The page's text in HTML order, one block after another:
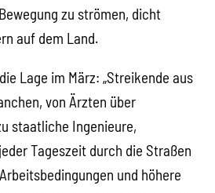
zu strömen, dicht
auf dem Land.
Lage im März: „Streikende aus
von Ärzten über
staatliche Ingenieure,
Tageszeit durch die Straßen
und höhere